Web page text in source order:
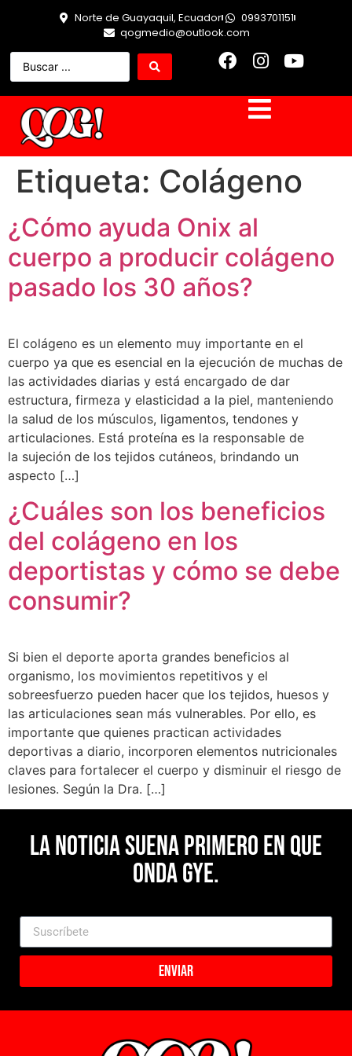
Norte de Guayaquil, Ecuador
0993701151
qogmedio@outlook.com
Etiqueta: Colágeno
¿Cómo ayuda Onix al
cuerpo a producir colágeno
pasado los 30 años?
El colágeno es un elemento muy importante en el
cuerpo ya que es esencial en la ejecución de muchas de
las actividades diarias y está encargado de dar
estructura, firmeza y elasticidad a la piel, manteniendo
la salud de los músculos, ligamentos, tendones y
articulaciones. Está proteína es la responsable de
la sujeción de los tejidos cutáneos, brindando un
aspecto […]
¿Cuáles son los beneficios
del colágeno en los
deportistas y cómo se debe
consumir?
Si bien el deporte aporta grandes beneficios al
organismo, los movimientos repetitivos y el
sobreesfuerzo pueden hacer que los tejidos, huesos y
las articulaciones sean más vulnerables. Por ello, es
importante que quienes practican actividades
deportivas a diario, incorporen elementos nutricionales
claves para fortalecer el cuerpo y disminuir el riesgo de
lesiones. Según la Dra. […]
La noticia suena primero en Que
Onda Gye.
Enviar